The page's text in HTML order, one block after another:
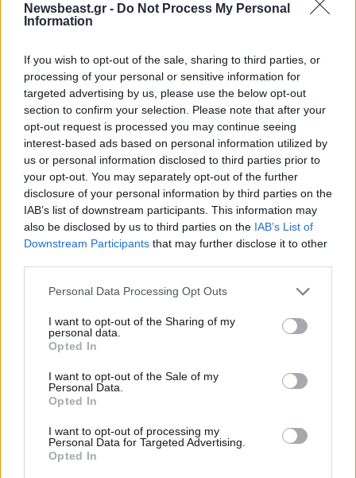
Newsbeast.gr - Do Not Process My Personal
Information
If you wish to opt-out of the sale, sharing to third parties, or
processing of your personal or sensitive information for
targeted advertising by us, please use the below opt-out
section to confirm your selection. Please note that after your
opt-out request is processed you may continue seeing
interest-based ads based on personal information utilized by
us or personal information disclosed to third parties prior to
your opt-out. You may separately opt-out of the further
disclosure of your personal information by third parties on the
IAB’s list of downstream participants. This information may
also be disclosed by us to third parties on the IAB’s List of
Downstream Participants that may further disclose it to other
Please note that this website/app uses one or more Google
not limited to your visit or usage behaviour. You may click to
grant or deny consent to Google and its third-party tags to
use your data for below specified purposes in below Google
consent section.
Personal Data Processing Opt Outs
I want to opt-out of the Sharing of my
personal data.
Opted In
I want to opt-out of the Sale of my
Personal Data.
Opted In
I want to opt-out of processing my
Personal Data for Targeted Advertising.
Opted In
16·10·2024 11:58
Τέλος το ροζ χαρτάκι για τoυς παραβάτες οδηγούς –